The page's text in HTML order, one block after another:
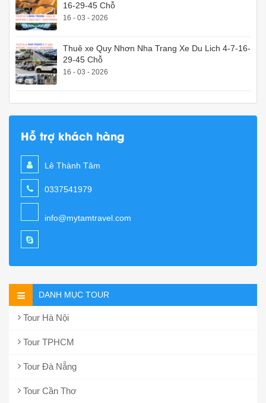
16-29-45 Chỗ
16 - 03 - 2026
Thuê xe Quy Nhơn Nha Trang Xe Du Lich 4-7-16-
29-45 Chỗ
16 - 03 - 2026
Hỗ trợ khách hàng
Lê Thành Tâm
0337541979
info@mytamtravel.com
DANH MỤC TOUR
Tour Hà Nội
Tour TPHCM
Tour Đà Nẵng
Tour Cần Thơ